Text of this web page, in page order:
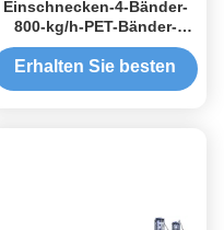
Einschnecken-4-Bänder-
800-kg/h-PET-Bänder-
Extrusionslinie für die
Herstellung von
Verpackungsbändern mit
Erhalten Sie besten